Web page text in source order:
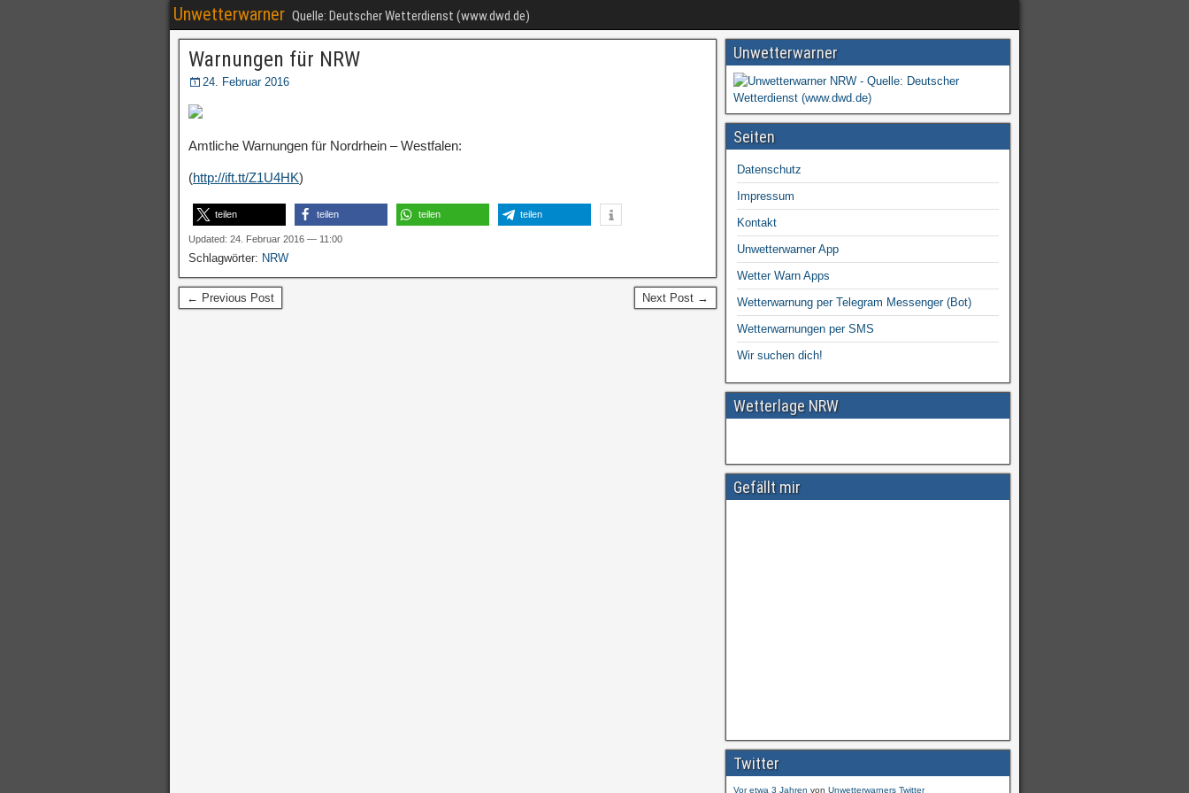
Unwetterwarner Quelle: Deutscher Wetterdienst (www.dwd.de)
Warnungen für NRW
24. Februar 2016
Amtliche Warnungen für Nordrhein – Westfalen:
(http://ift.tt/Z1U4HK)
teilen teilen teilen teilen
Updated: 24. Februar 2016 — 11:00
Schlagwörter: NRW
← Previous Post Next Post →
Unwetterwarner
Seiten
Datenschutz
Impressum
Kontakt
Unwetterwarner App
Wetter Warn Apps
Wetterwarnung per Telegram Messenger (Bot)
Wetterwarnungen per SMS
Wir suchen dich!
Wetterlage NRW
Gefällt mir
Twitter
ift.tt/wdhtnmI pic.twitter.com/cmFX…
Vor etwa 3 Jahren